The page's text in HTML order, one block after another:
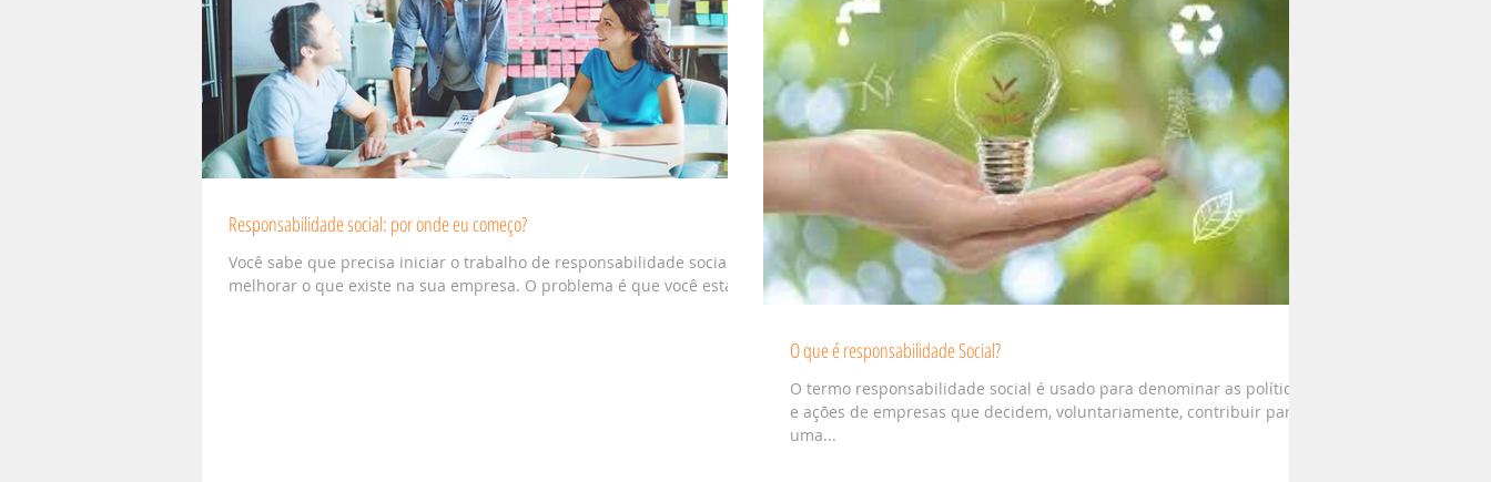
Responsabilidade social: por onde eu começo?
Você sabe que precisa iniciar o trabalho de responsabilidade social ou
melhorar o que existe na sua empresa. O problema é que você está...
O que é responsabilidade Social?
O termo responsabilidade social é usado para denominar as políticas
e ações de empresas que decidem, voluntariamente, contribuir para
uma...